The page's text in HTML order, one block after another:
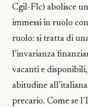
Cgil-Flc) abolisce
immessi in ruolo
ruolo: si tratta di
l’invarianza
vacanti e
abitudine
precario. Come se